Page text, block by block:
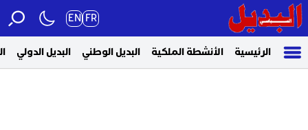
FR
EN
الرئيسية الأنشطة الملكية البديل الوطني البديل الدولي